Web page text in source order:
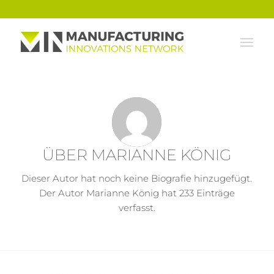
ÜBER MARIANNE KÖNIG
Dieser Autor hat noch keine Biografie hinzugefügt.
Der Autor Marianne König hat 233 Einträge
verfasst.